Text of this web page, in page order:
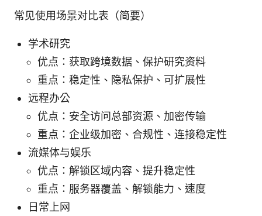
常见使用场景对比表（简要）
学术研究
优点：获取跨境数据、保护研究资料
重点：稳定性、隐私保护、可扩展性
远程办公
优点：安全访问总部资源、加密传输
重点：企业级加密、合规性、连接稳定性
流媒体与娱乐
优点：解锁区域内容、提升稳定性
重点：服务器覆盖、解锁能力、速度
日常上网